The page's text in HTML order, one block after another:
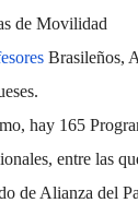
de Movilidad
Brasileños,
hay 165
entre las
de Alianza del